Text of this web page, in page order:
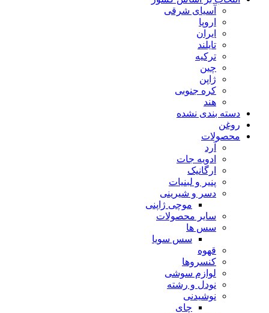
آسیای شرقی
اروپا
ایران
تایلند
ترکیه
چین
ژاپن
کره جنوبی
هند
دسته بندی نشده
روغن
محصولات
آرد
ادویه جات
ارگانیک
پنیر و لبنیات
دسر و شیرینی
موچی ژاپنی
سایر محصولات
سس ها
سس سویا
قهوه
کنسروها
لوازم سوشی
نودل و رشته
نوشیدنی
چای